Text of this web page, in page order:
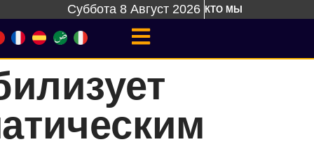
Суббота 8 Август 2026 КТО МЫ